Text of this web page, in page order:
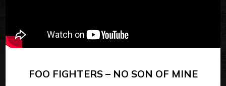
FOO FIGHTERS – NO SON OF MINE